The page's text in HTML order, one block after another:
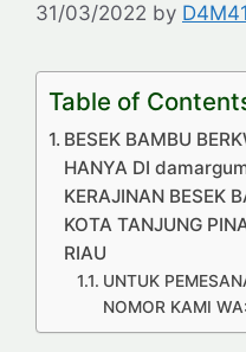
31/03/2022 by
Table of
BESEK BAMBU
HANYA DI
KERAJINAN BESEK
KOTA TANJUNG
RIAU
UNTUK
NOMOR KAMI